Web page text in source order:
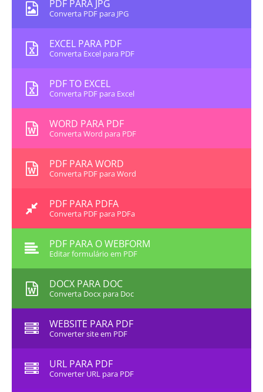
PDF PARA JPG
Converta PDF para JPG
EXCEL PARA PDF
Converta Excel para PDF
PDF TO EXCEL
Converta PDF para Excel
WORD PARA PDF
Converta Word para PDF
PDF PARA WORD
Converta PDF para Word
PDF PARA PDFA
Converta PDF para PDFa
PDF PARA O WEBFORM
Editar formulário em PDF
DOCX PARA DOC
Converta Docx para Doc
WEBSITE PARA PDF
Converter site em PDF
URL PARA PDF
Converter URL para PDF